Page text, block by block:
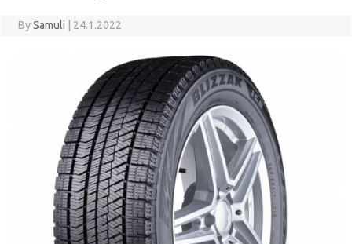
BySamuli 24.1.2022